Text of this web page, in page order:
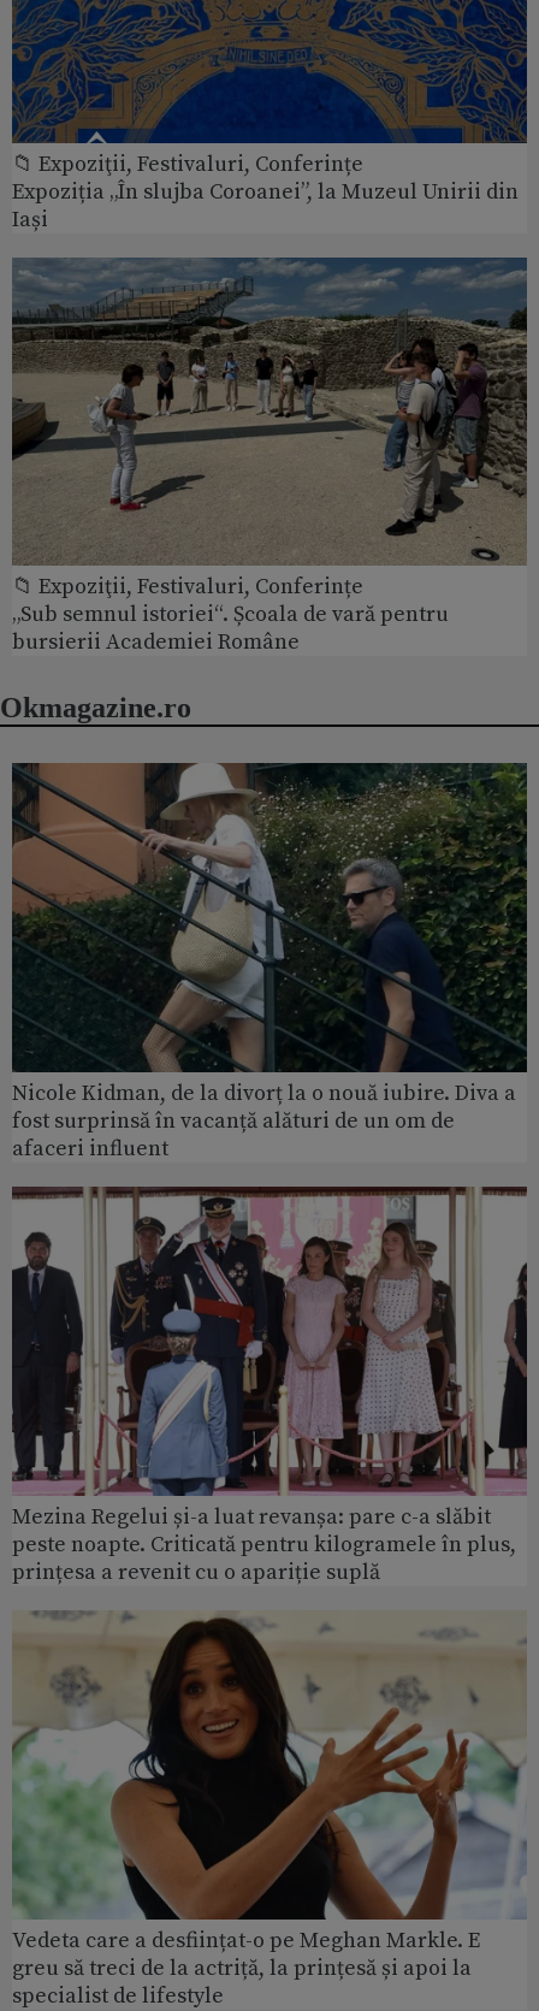
📁 Expoziţii, Festivaluri, Conferințe
Expoziția „În slujba Coroanei”, la Muzeul Unirii din
Iași
📁 Expoziţii, Festivaluri, Conferințe
„Sub semnul istoriei“. Școala de vară pentru
bursierii Academiei Române
Okmagazine.ro
Nicole Kidman, de la divorț la o nouă iubire. Diva a
fost surprinsă în vacanță alături de un om de
afaceri influent
Mezina Regelui și-a luat revanșa: pare c-a slăbit
peste noapte. Criticată pentru kilogramele în plus,
prințesa a revenit cu o apariție suplă
Vedeta care a desființat-o pe Meghan Markle. E
greu să treci de la actriță, la prințesă și apoi la
specialist de lifestyle